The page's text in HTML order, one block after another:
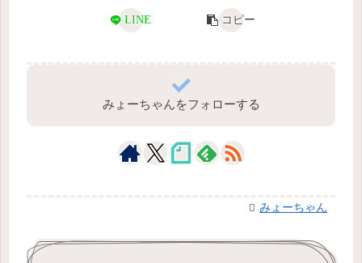
LINE コピー
みょーちゃんをフォローする
みょーちゃん